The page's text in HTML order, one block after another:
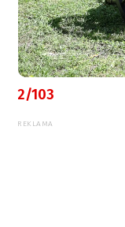
2/103
REKLAMA